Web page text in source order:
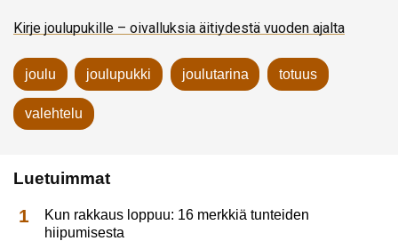
Kirje joulupukille – oivalluksia äitiydestä vuoden ajalta
joulu joulupukki joulutarina totuus
valehtelu
Luetuimmat
Kun rakkaus loppuu: 16 merkkiä tunteiden
hiipumisesta